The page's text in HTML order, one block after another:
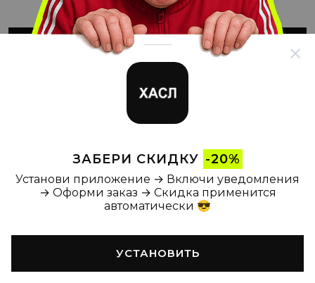
ЗАБЕРИ СКИДКУ -20%
Установи приложение → Включи уведомления
→ Оформи заказ → Скидка применится
автоматически 😎
УСТАНОВИТЬ
ВЕРНУТЬСЯ НА ГЛАВНУЮ
Главная Каталог Корзина Новости Профиль